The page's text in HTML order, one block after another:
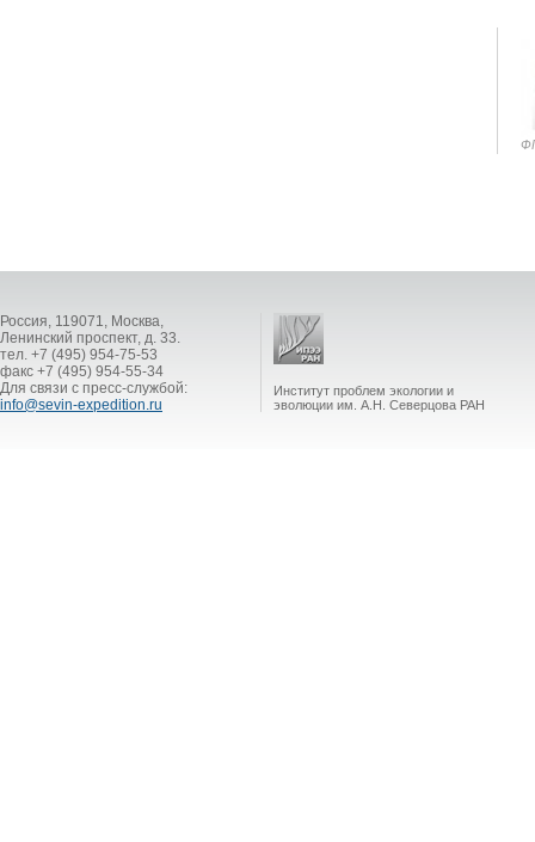
Россия, 119071, Москва,
Ленинский проспект, д. 33.
тел. +7 (495) 954-75-53
факс +7 (495) 954-55-34
Для связи с пресс-службой:
info@sevin-expedition.ru
Институт проблем экологии и
эволюции им. А.Н. Северцова РАН